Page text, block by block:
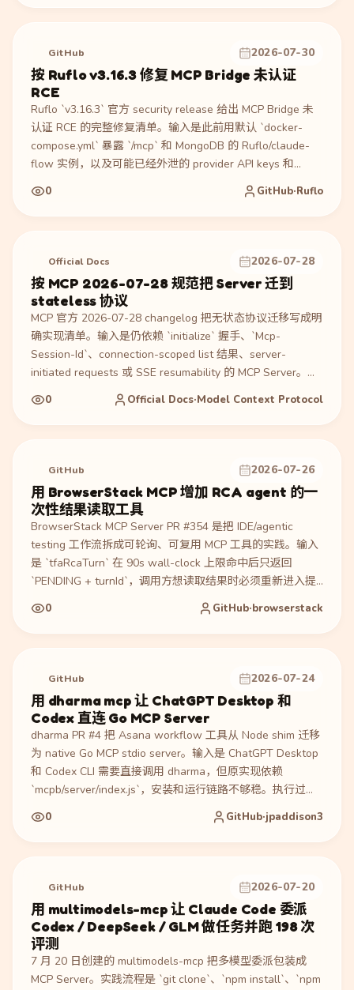
reconnect loop、stale session tab state、stale prompt
新版 OpenCode core/desktop 行为：MCP 连接不再卡在重
连环，多 session tab 状态更可靠，reasoning_text 等字段
配置可用。验证来自官方 GitHub release、完整 tag URL、
Core/Desktop bugfix 列表和关联 PR/贡献者记录。适合参考
如何把 AI coding agent 的多会话、MCP transport 和桌面
壳问题拆成可发布修复项。
GitHub 2026-07-30
按 Ruflo v3.16.3 修复 MCP Bridge 未认证
RCE
Ruflo `v3.16.3` 官方 security release 给出 MCP Bridge 未
认证 RCE 的完整修复清单。输入是此前用默认 `docker-
compose.yml` 暴露 `/mcp` 和 MongoDB 的 Ruflo/claude-
flow 实例，以及可能已经外泄的 provider API keys 和
AgentDB pattern store。执行过程是升级到 `3.16.3`，把
MCP bridge 默认绑定到 `127.0.0.1`，公共绑定必须设置
`MCP_AUTH_TOKEN`，用 bearer auth 和 timingSafeEqual
`MCP_ENABLE_TERMINAL=true` 服务端开关后，并要求
`MONGO_INITDB_ROOT_PASSWORD`、MongoDB auth、
read_only rootfs 和 CORS allowlist。产物是 fail-closed 的
MCP bridge 部署和更明确的 operator playbook。验证来自
官方 release、GHSA-c4hm-4h84-2cf3、ADR-166、12/12
static 与 12/12 runtime regression locks，以及 npm dist-
tag 版本校验命令。适合参考 MCP Server/Bridge 暴露公网
时如何同时处理认证、工具授权、数据层和密钥轮换。
0 GitHub·Ruflo
Official Docs 2026-07-28
按 MCP 2026-07-28 规范把 Server 迁到
stateless 协议
MCP 官方 2026-07-28 changelog 把无状态协议迁移写成明
确实现清单。输入是仍依赖 `initialize` 握手、`Mcp-
Session-Id`、connection-scoped list 结果、server-
initiated requests 或 SSE resumability 的 MCP Server。执
行过程是移除协议级 session 和 `Mcp-Session-Id`，把
protocolVersion、clientCapabilities、clientInfo 放进每个
request 的 `_meta.io.modelcontextprotocol/*`，实现
handle 作为普通 tool 参数，并把订阅改成
`subscriptions/listen`。产物是兼容 2026-07-28 的
stateless MCP Server；验证来自官方 changelog 的 SEP-
2567/SEP-2575 链接、transport 文档的 per-request
metadata 要求，以及 backward compatibility 说明。适合
参考如何把 MCP Server 从连接态设计迁到可横向扩展、可
缓存 list endpoints 的新协议。
0 Official Docs·Model Context Protocol
GitHub 2026-07-26
用 BrowserStack MCP 增加 RCA agent 的一
次性结果读取工具
BrowserStack MCP Server PR #354 是把 IDE/agentic
testing 工作流拆成可轮询、可复用 MCP 工具的实践。输入
是 `tfaRcaTurn` 在 90s wall-clock 上限命中后只返回
`PENDING + turnId`，调用方想读取结果时必须重新进入提
交+轮询工具，容易再次阻塞 agent。执行过程是新增
`getTfaTurnResult({ testRunId, turnId })`，只对 `rcaChat`
poll path 做单次 GET，不提交、不循环，并把
header、poll URL、`TfaRcaTurnError` 抽到共享 `tfa-rca-
utils/turn-result.ts`。产物是 5 个文件、+517/-138，新增状
态区分合约：`NEEDS_INFO` 返回问题，`RESOLVED` 返回
glimpse 与 `viewRca`，`BLOCKED` 返回原因和 unmet
asks，仍在运行则返回 `PENDING`。验证包括 merged
PR、Claude co-authored commit、240 行测试覆盖、
`submitTfaRcaTurn` 保持原轮询行为且 re-export 不破坏
importers。适合参考如何把测试失败 RCA agent 做成可恢
复的 MCP turn read 工作流。
0 GitHub·browserstack
GitHub 2026-07-24
用 dharma mcp 让 ChatGPT Desktop 和
Codex 直连 Go MCP Server
dharma PR #4 把 Asana workflow 工具从 Node shim 迁移
为 native Go MCP stdio server。输入是 ChatGPT Desktop
和 Codex CLI 需要直接调用 dharma，但原实现依赖
`mcpb/server/index.js`，安装和运行链路不够稳。执行过程
新增 `internal/mcpserver/`、`scripts/install-chatgpt.sh` 和
`scripts/release.sh`，安装脚本负责安装 binary 并注册到
Codex `config.toml`；PR 还经历四轮 multi-agent swarm
`default_workspace` 时永久自锁、输出 cap、installer
hardening、guard fixture tests 等 70 个
correctness/security/test/install safety findings。产物是
17 个文件、2651 行新增的 Go MCP server 和安装发布链
路；验证来自 merged PR、四轮 review fix commits 和
brittle guards fixture tests。适合参考如何把 MCP server
0 GitHub·jpaddison3
GitHub 2026-07-20
用 multimodels-mcp 让 Claude Code 委派
Codex / DeepSeek / GLM 做任务并跑 198 次
评测
7 月 20 日创建的 multimodels-mcp 把多模型委派包装成
MCP Server。实践流程是 `git clone`、`npm install`、`npm